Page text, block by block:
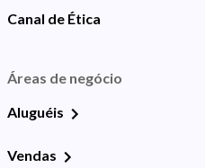
Canal de Ética
Áreas de negócio
Aluguéis
Vendas